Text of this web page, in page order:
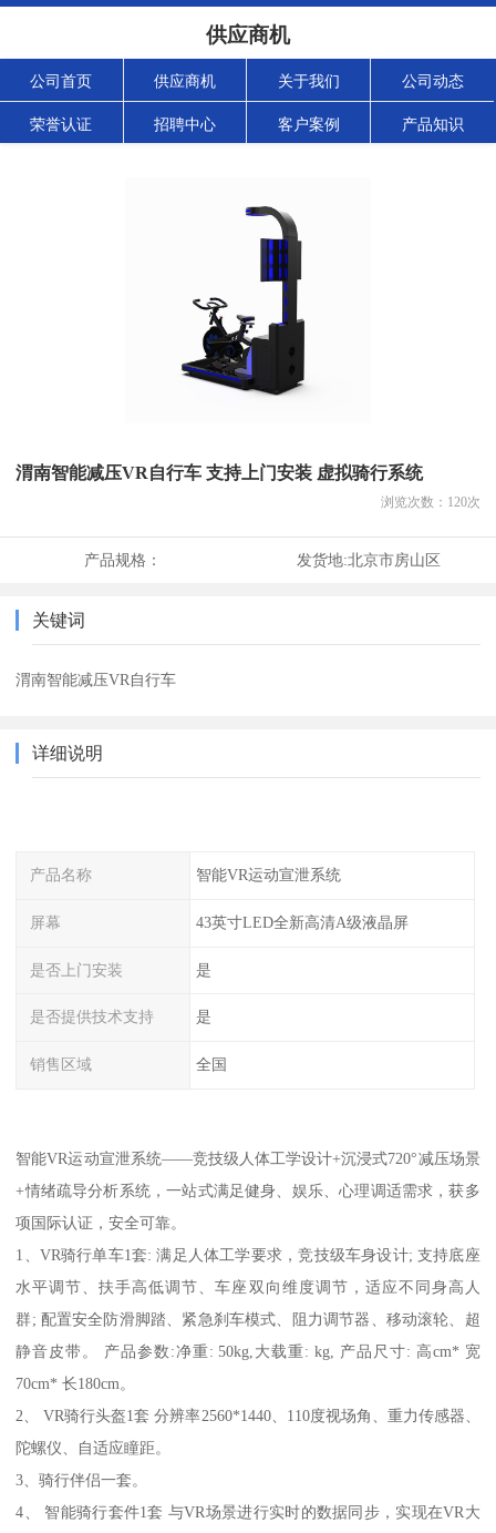
供应商机
公司首页 供应商机 关于我们 公司动态
荣誉认证 招聘中心 客户案例 产品知识
渭南智能减压VR自行车 支持上门安装 虚拟骑行系统
浏览次数： 120次
产品规格： 发货地:北京市房山区
关键词
渭南智能减压VR自行车
详细说明
产品名称 智能VR运动宣泄系统
屏幕 43英寸LED全新高清A级液晶屏
是否上门安装 是
是否提供技术支持 是
销售区域 全国
智能VR运动宣泄系统——竞技级人体工学设计+沉浸式720°减压场景
+情绪疏导分析系统，一站式满足健身、娱乐、心理调适需求，获多
项国际认证，安全可靠。
1、VR骑行单车1套: 满足人体工学要求，竞技级车身设计; 支持底座
水平调节、扶手高低调节、车座双向维度调节，适应不同身高人
群; 配置安全防滑脚踏、紧急刹车模式、阻力调节器、移动滚轮、超
静音皮带。 产品参数:净重: 50kg,大载重: kg, 产品尺寸: 高cm* 宽
70cm* 长180cm。
2、 VR骑行头盔1套 分辨率2560*1440、110度视场角、重力传感器、
陀螺仪、自适应瞳距。
3、骑行伴侣一套。
4、 智能骑行套件1套 与VR场景进行实时的数据同步，实现在VR大